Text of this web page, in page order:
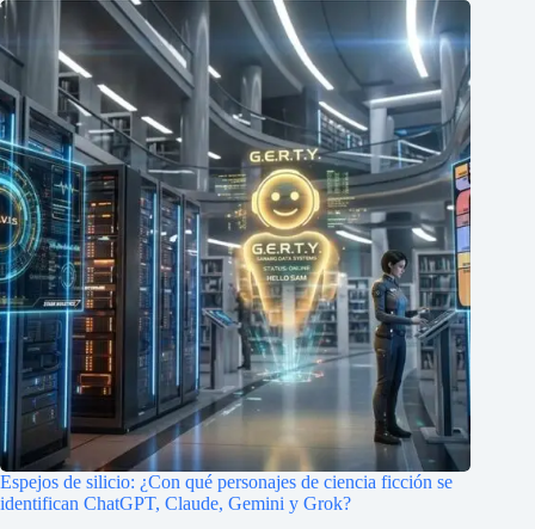
Espejos de silicio: ¿Con qué personajes de ciencia ficción se
identifican ChatGPT, Claude, Gemini y Grok?